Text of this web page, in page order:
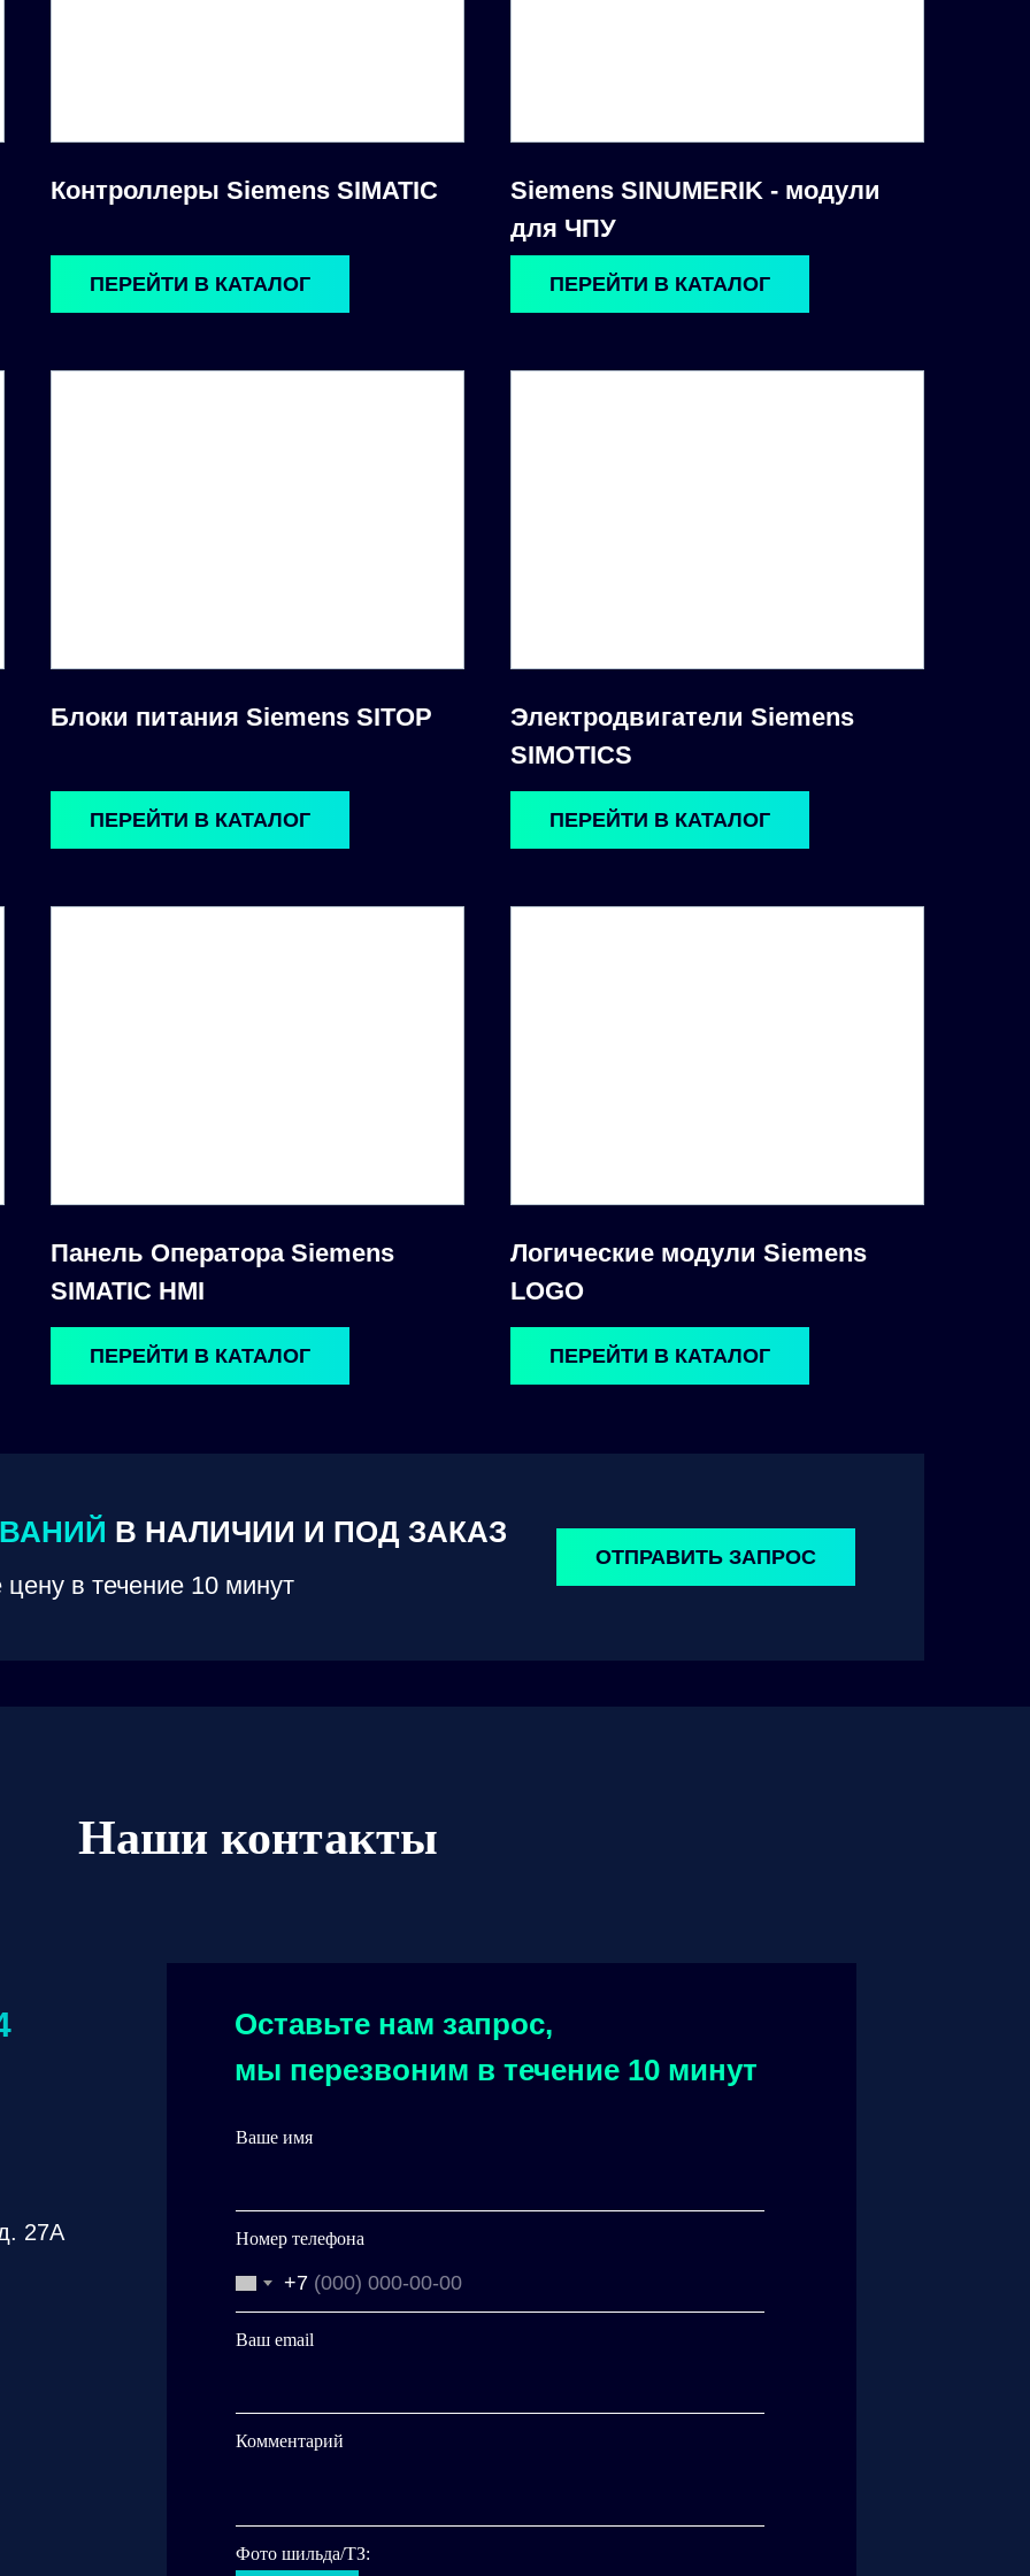
Контроллеры Siemens SIMATIC
Siemens SINUMERIK - модули
для ЧПУ
ПЕРЕЙТИ В КАТАЛОГ ПЕРЕЙТИ В КАТАЛОГ
ОТПРАВИТЬ ЗАПРОС
В НАЛИЧИИ И ПОД ЗАКАЗ
в течение 10 минут
Блоки питания Siemens SITOP
Электродвигатели Siemens
SIMOTICS
ПЕРЕЙТИ В КАТАЛОГ ПЕРЕЙТИ В КАТАЛОГ
Панель Оператора Siemens
SIMATIC HMI
Логические модули Siemens
LOGO
ПЕРЕЙТИ В КАТАЛОГ ПЕРЕЙТИ В КАТАЛОГ
Наши контакты
Оставьте нам запрос,
мы перезвоним в течение 10 минут
Ваше имя
Номер телефона
+7
Ваш email
Комментарий
Фото шильда/ТЗ:
27А